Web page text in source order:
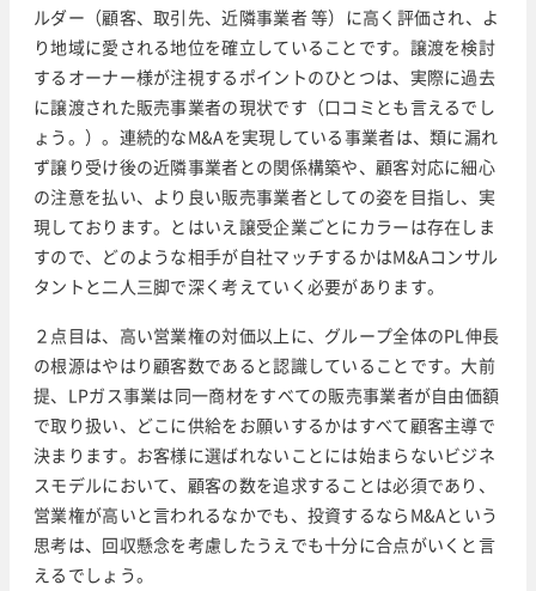
ルダー（顧客、取引先、近隣事業者 等）に高く評価され、よ
り地域に愛される地位を確立していることです。譲渡を検討
するオーナー様が注視するポイントのひとつは、実際に過去
に譲渡された販売事業者の現状です（口コミとも言えるでし
ょう。）。連続的なM&Aを実現している事業者は、類に漏れ
ず譲り受け後の近隣事業者との関係構築や、顧客対応に細心
の注意を払い、より良い販売事業者としての姿を目指し、実
現しております。とはいえ譲受企業ごとにカラーは存在しま
すので、どのような相手が自社マッチするかはM&Aコンサル
タントと二人三脚で深く考えていく必要があります。
２点目は、高い営業権の対価以上に、グループ全体のPL伸長
の根源はやはり顧客数であると認識していることです。大前
提、LPガス事業は同一商材をすべての販売事業者が自由価額
で取り扱い、どこに供給をお願いするかはすべて顧客主導で
決まります。お客様に選ばれないことには始まらないビジネ
スモデルにおいて、顧客の数を追求することは必須であり、
営業権が高いと言われるなかでも、投資するならM&Aという
思考は、回収懸念を考慮したうえでも十分に合点がいくと言
えるでしょう。